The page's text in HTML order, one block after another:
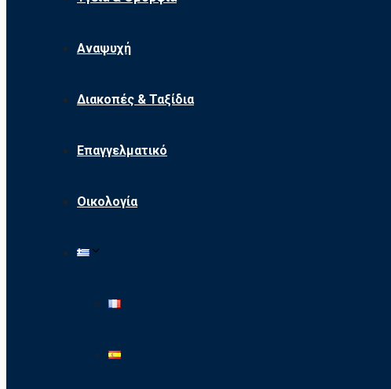
Αναψυχή
Διακοπές & Ταξίδια
Επαγγελματικό
Οικολογία